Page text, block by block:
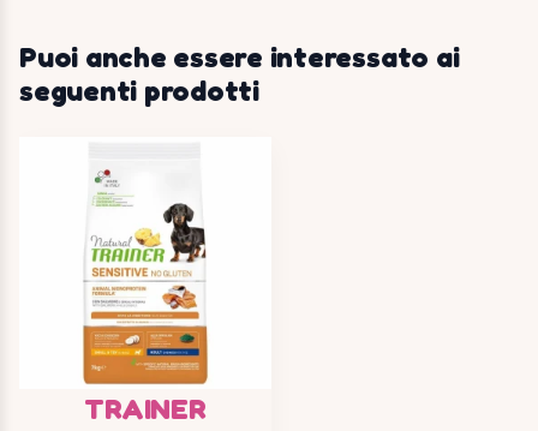
Puoi anche essere interessato ai
seguenti prodotti
TRAINER